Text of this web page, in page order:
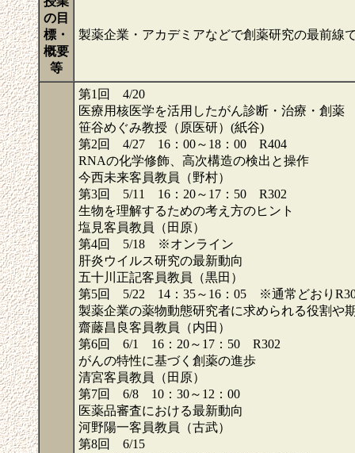
の目
標・
概要
等
製薬企業・アカデミアなどで創薬研究の最前線
第1回 4/20
医療用核医学を活用したがん診断・治療・創薬
笹谷めぐみ教授（原医研）(紙谷)
第2回 4/27 16：00～18：00 R404
RNAの化学修飾、高次構造の検出と操作
今西未来客員教員（野村）
第3回 5/11 16：20～17：50 R302
生物を理解するための考え方のヒント
塩見客員教員（田原）
第4回 5/18 ※オンライン
肝炎ウイルス研究の最新動向
五十川正記客員教員（黒田）
第5回 5/22 14：35～16：05 ※通常どおり
製薬企業の薬物動態研究者に求められる役割や
齋藤昌良客員教員（内田）
第6回 6/1 16：20～17：50 R302
がんの特性に基づく創薬の進歩
清宮客員教員（田原）
第7回 6/8 10：30～12：00
医薬品審査における最新動向
河野陽一客員教員（古武）
第8回 6/15